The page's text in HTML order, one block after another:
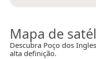
Mapa de
Descubra Poço dos
alta definição.